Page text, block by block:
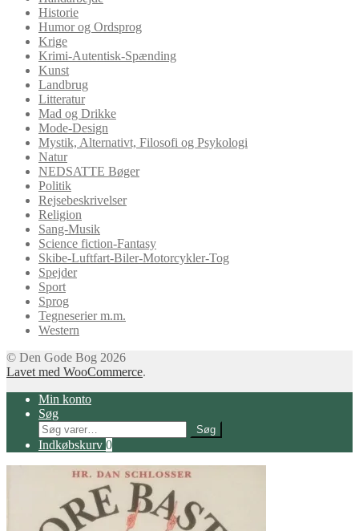
Historie
Humor og Ordsprog
Krige
Krimi-Autentisk-Spænding
Kunst
Landbrug
Litteratur
Mad og Drikke
Mode-Design
Mystik, Alternativt, Filosofi og Psykologi
Natur
NEDSATTE Bøger
Politik
Rejsebeskrivelser
Religion
Sang-Musik
Science fiction-Fantasy
Skibe-Luftfart-Biler-Motorcykler-Tog
Spejder
Sport
Sprog
Tegneserier m.m.
Western
© Den Gode Bog 2026
Lavet med WooCommerce.
Min konto
Søg
Søg
efter:
Søg
Indkøbskurv 0